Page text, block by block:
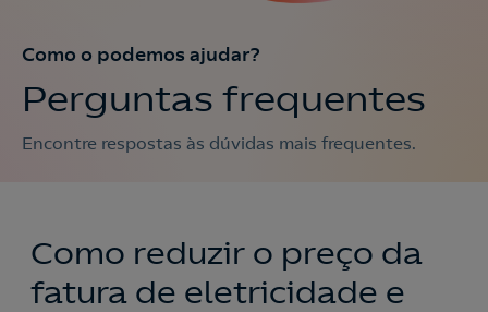
Como o podemos ajudar?
Perguntas frequentes
Encontre respostas às dúvidas mais frequentes.
Como reduzir o preço da
fatura de eletricidade e